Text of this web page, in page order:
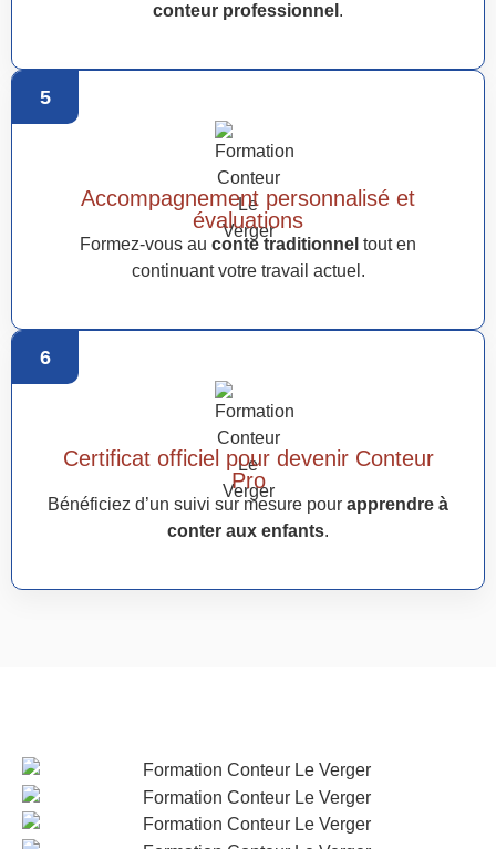
conteur professionnel .
5
Accompagnement personnalisé et
évaluations
Formez-vous au conte traditionnel tout en
continuant votre travail actuel.
6
Certificat officiel pour devenir Conteur
Pro
Bénéficiez d’un suivi sur mesure pour apprendre à
conter aux enfants.